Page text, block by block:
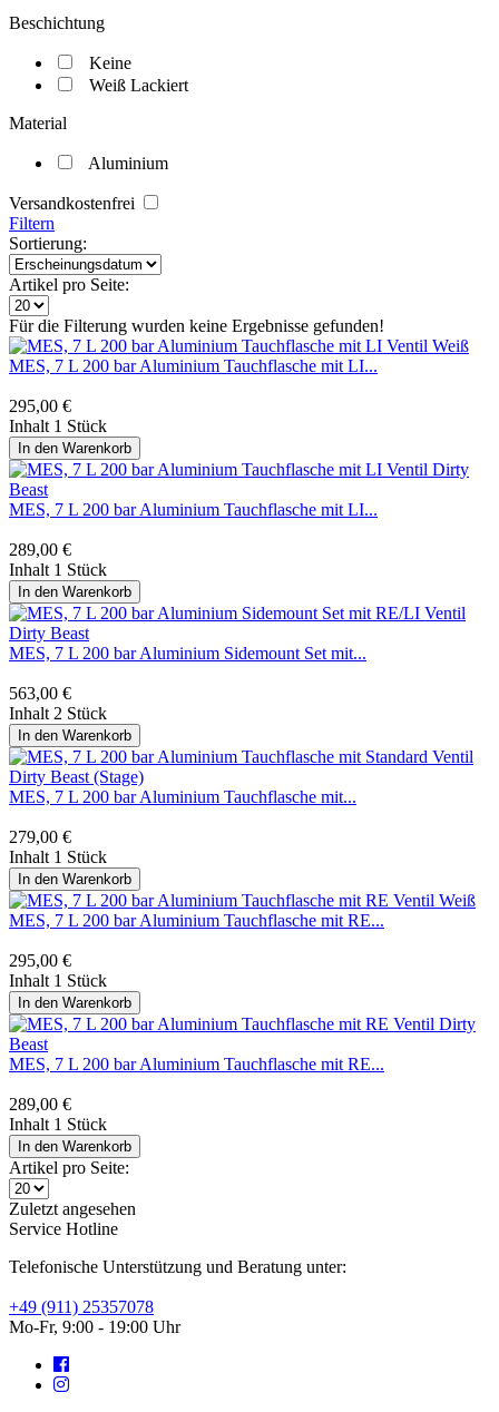
Beschichtung
Keine
Weiß Lackiert
Material
Aluminium
Versandkostenfrei
Filtern
Sortierung:
Artikel pro Seite:
Für die Filterung wurden keine Ergebnisse gefunden!
MES, 7 L 200 bar Aluminium Tauchflasche mit LI...
295,00 €
Inhalt 1 Stück
In den Warenkorb
MES, 7 L 200 bar Aluminium Tauchflasche mit LI...
289,00 €
Inhalt 1 Stück
In den Warenkorb
MES, 7 L 200 bar Aluminium Sidemount Set mit...
563,00 €
Inhalt 2 Stück
In den Warenkorb
MES, 7 L 200 bar Aluminium Tauchflasche mit...
279,00 €
Inhalt 1 Stück
In den Warenkorb
MES, 7 L 200 bar Aluminium Tauchflasche mit RE...
295,00 €
Inhalt 1 Stück
In den Warenkorb
MES, 7 L 200 bar Aluminium Tauchflasche mit RE...
289,00 €
Inhalt 1 Stück
In den Warenkorb
Artikel pro Seite:
Zuletzt angesehen
Service Hotline
Telefonische Unterstützung und Beratung unter:
+49 (911) 25357078
Mo-Fr, 9:00 - 19:00 Uhr